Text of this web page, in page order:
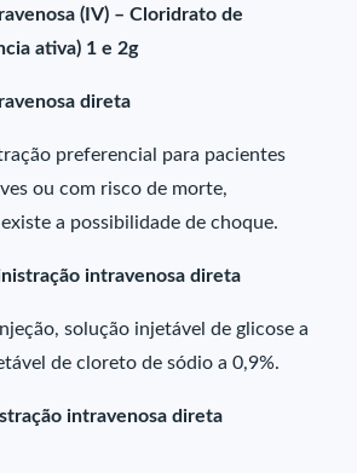
(IV) – Cloridrato de
ativa) 1 e 2g
direta
preferencial para pacientes
ou com risco de morte,
a possibilidade de choque.
intravenosa direta
solução injetável de glicose a
de cloreto de sódio a 0,9%.
intravenosa direta